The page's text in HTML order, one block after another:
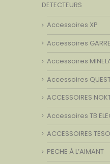
DETECTEURS
Accessoires XP
Accessoires
Accessoires
Accessoires
ACCESSOIRES
Accessoires TB
ACCESSOIRES
PECHE À L’AIMANT